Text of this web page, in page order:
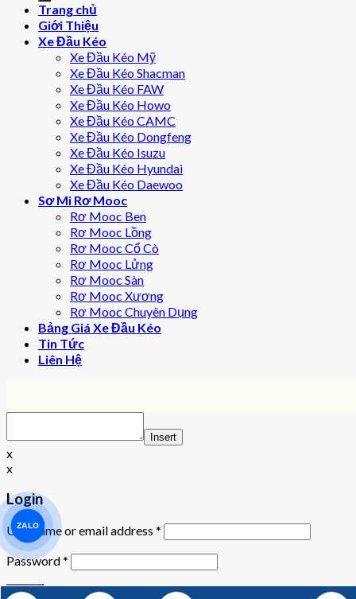
Trang chủ
Giới Thiệu
Xe Đầu Kéo
Xe Đầu Kéo Mỹ
Xe Đầu Kéo Shacman
Xe Đầu Kéo FAW
Xe Đầu Kéo Howo
Xe Đầu Kéo CAMC
Xe Đầu Kéo Dongfeng
Xe Đầu Kéo Isuzu
Xe Đầu Kéo Hyundai
Xe Đầu Kéo Daewoo
Sơ Mi Rơ Mooc
Rơ Mooc Ben
Rơ Mooc Lồng
Rơ Mooc Cổ Cò
Rơ Mooc Lửng
Rơ Mooc Sàn
Rơ Mooc Xương
Rơ Mooc Chuyên Dụng
Bảng Giá Xe Đầu Kéo
Tin Tức
Liên Hệ
Insert
x
x
Login
Username or email address *
Password*
Remember me
ZALO